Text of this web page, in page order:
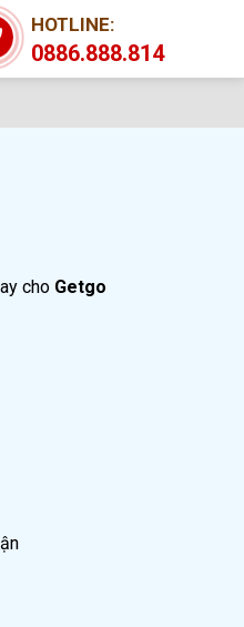
HOTLINE:
0886.888.814
cho Getgo